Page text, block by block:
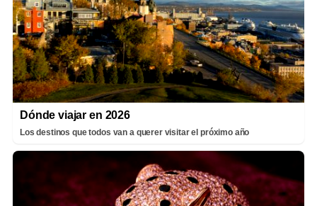
Dónde viajar en 2026
Los destinos que todos van a querer visitar el próximo año